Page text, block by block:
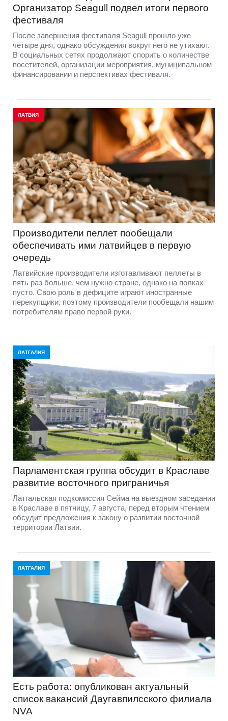
Организатор Seagull подвел итоги первого
фестиваля
После завершения фестиваля Seagull прошло уже
четыре дня, однако обсуждения вокруг него не утихают.
В социальных сетях продолжают спорить о количестве
посетителей, организации мероприятия, муниципальном
финансировании и перспективах фестиваля.
ЛАТВИЯ
Производители пеллет пообещали
обеспечивать ими латвийцев в первую
очередь
Латвийские производители изготавливают пеллеты в
пять раз больше, чем нужно стране, однако на полках
пусто. Свою роль в дефиците играют иностранные
перекупщики, поэтому производители пообещали нашим
потребителям право первой руки.
ЛАТГАЛИЯ
Парламентская группа обсудит в Краславе
развитие восточного приграничья
Латгальская подкомиссия Сейма на выездном заседании
в Краславе в пятницу, 7 августа, перед вторым чтением
обсудит предложения к закону о развитии восточной
территории Латвии.
ЛАТГАЛИЯ
Есть работа: опубликован актуальный
список вакансий Даугавпилсского филиала
NVA